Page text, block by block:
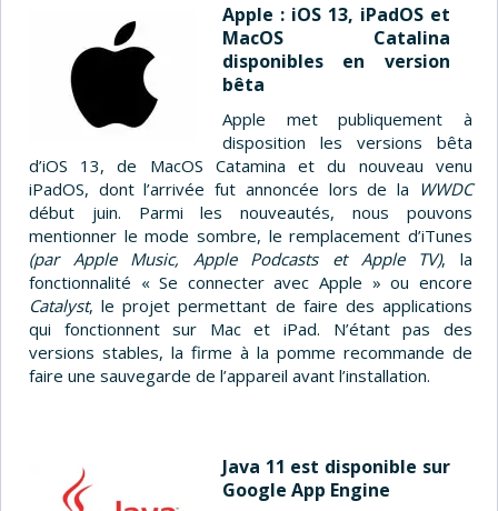
Apple : iOS 13, iPadOS et
MacOS Catalina
disponibles en version
bêta
Apple met publiquement à
disposition les versions bêta
d’iOS 13, de MacOS Catamina et du nouveau venu
iPadOS, dont l’arrivée fut annoncée lors de la
WWDC
début juin. Parmi les nouveautés, nous pouvons
mentionner le mode sombre, le remplacement d’iTunes
(par Apple Music, Apple Podcasts et Apple TV), la
fonctionnalité « Se connecter avec Apple » ou encore
Catalyst, le projet permettant de faire des applications
qui fonctionnent sur Mac et iPad. N’étant pas des
versions stables, la firme à la pomme recommande de
faire une sauvegarde de l’appareil avant l’installation.
Java 11 est disponible sur
Google App Engine